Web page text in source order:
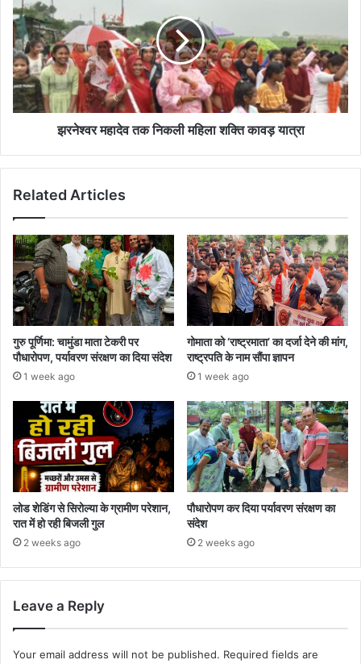
तक
निकली
महिला
शक्ति
कावड़
यात्रा
झरनेश्वर महादेव तक निकली महिला शक्ति कावड़ यात्रा
Related Articles
गुरु पूर्णिमा: चामुंडा माता टेकरी पर
पौधारोपण, पर्यावरण संरक्षण का दिया संदेश
1 week ago
गोमाता को ‘राष्ट्रमाता’ का दर्जा देने की मांग,
राष्ट्रपति के नाम सौंपा ज्ञापन
1 week ago
लोड शेडिंग से सिरोल्या के ग्रामीण परेशान,
रात में हो रही बिजली गुल
2 weeks ago
पौधारोपण कर दिया पर्यावरण संरक्षण का
संदेश
2 weeks ago
Leave a Reply
Your email address will not be published. Required fields are